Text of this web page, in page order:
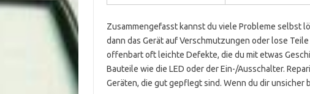
Zusammengefasst kannst du viele Probleme selbst
dann das Gerät auf Verschmutzungen oder lose
offenbart oft leichte Defekte, die du mit etwas
Bauteile wie die LED oder der Ein-/Ausschalter.
Geräten, die gut gepflegt sind. Wenn du dir